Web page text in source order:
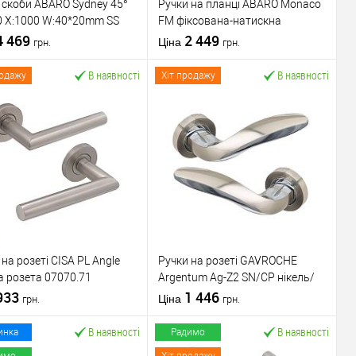
ABARO Sydney 45°
X:1000 W:40*20mm SS
сталь (комплект)
469 грн.
в 1 клік
До
порівняння
дверей
металопластикових
скляних дверей /
для алюмінієвих
Ручки на планці ABARO Monaco
FM фіксована-натискна
антрацит
Ціна 2 449 грн.
Купити в 1 клік
До
У обране
Матеріал дверей
металопластикових
алюмінієвих
дверей
Міжосьова
В наявності
розеті CISA PL Angle
розета 07070.71
сталь
грн.
Хіт продажу В наявності
Ручки на розеті GAVROCHE
Argentum Ag-Z2 SN/CP нікель/
хром
Ціна 1 446 грн.
В наявності Радимо В наявності